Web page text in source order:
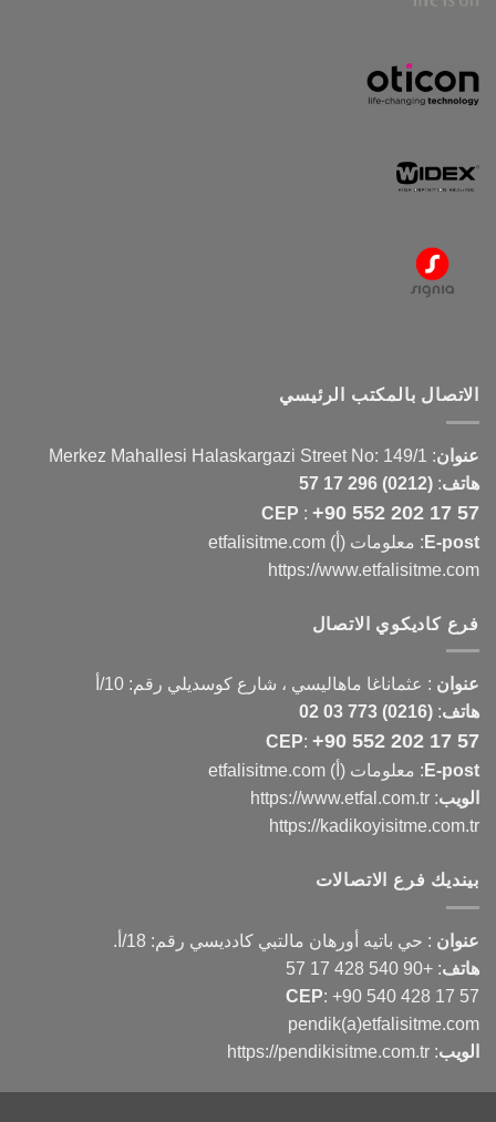
الاتصال بالمكتب الرئيسي
عنوان:
Merkez Mahallesi Halaskargazi Street No: 149/1
هاتف:
(0212) 296 17 57
CEP : +90 552 202 17 57
E-post : معلومات (أ) etfalisitme.com
https://www.etfalisitme.com
فرع كاديكوي الاتصال
عنوان : عثماناغا ماهاليسي ، شارع كوسديلي رقم: 10/أ
هاتف:
(0216) 773 03 02
CEP: +90 552 202 17 57
E-post : معلومات (أ) etfalisitme.com
الويب:
https://www.etfal.com.tr
https://kadikoyisitme.com.tr
بينديك فرع الاتصالات
عنوان : حي باتيه أورهان مالتبي كادديسي رقم: 18/أ.
هاتف:
+90 540 428 17 57
CEP: +90 540 428 17 57
pendik(a)etfalisitme.com
الويب:
https://pendikisitme.com.tr